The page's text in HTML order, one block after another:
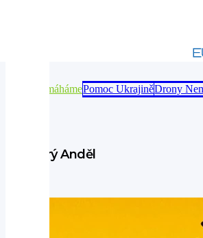
PomáhámePomoc UkrajiněDrony
Dobrý Anděl